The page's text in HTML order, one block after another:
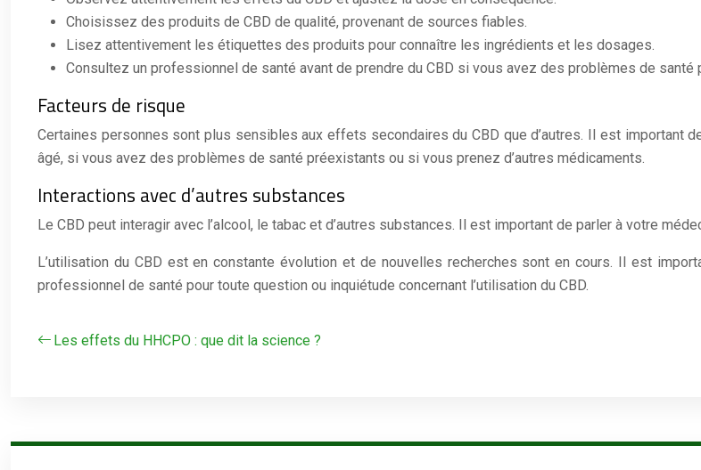
Choisissez des produits de CBD de qualité, provenant de sources fiables.
Lisez attentivement les étiquettes des produits pour connaître les ingrédients et les dosages.
Consultez un professionnel de santé avant de prendre du CBD si vous avez des problèmes de santé
Facteurs de risque
Certaines personnes sont plus sensibles aux effets secondaires du CBD que d’autres. Il est important
âgé, si vous avez des problèmes de santé préexistants ou si vous prenez d’autres médicaments.
Interactions avec d’autres substances
Le CBD peut interagir avec l’alcool, le tabac et d’autres substances. Il est important de parler à votre
L’utilisation du CBD est en constante évolution et de nouvelles recherches sont en cours. Il est
professionnel de santé pour toute question ou inquiétude concernant l’utilisation du CBD.
Les effets du HHCPO : que dit la science ?